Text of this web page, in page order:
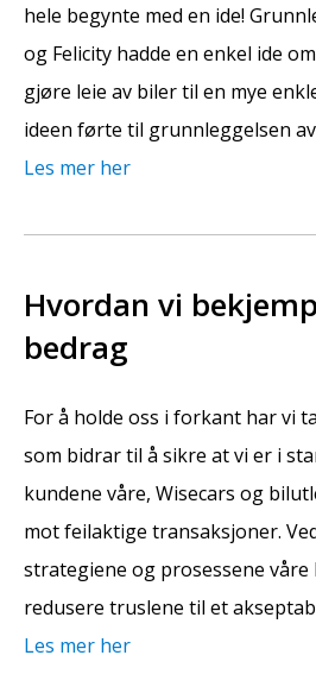
hele begynte med en ide!
og Felicity hadde en enkel ide
gjøre leie av biler til en mye
ideen førte til grunnleggelsen av
Les mer her
Hvordan vi
bedrag
For å holde oss i forkant har vi
som bidrar til å sikre at vi er i
kundene våre, Wisecars og
mot feilaktige transaksjoner.
strategiene og prosessene
redusere truslene til et
Les mer her